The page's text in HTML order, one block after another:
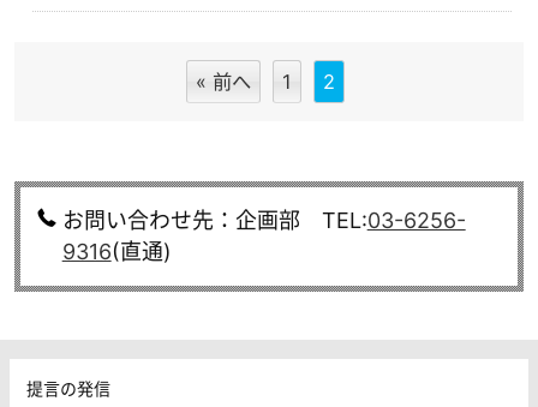
« 前へ 1 2
お問い合わせ先：企画部 TEL:03-6256-
9316(直通)
提言の発信